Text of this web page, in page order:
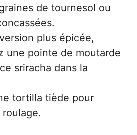
de tournesol ou
plus épicée,
une pointe de moutarde
sriracha dans la
tortilla tiède pour